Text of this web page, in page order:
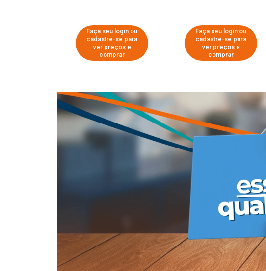
Faça seu login ou
cadastre-se para
ver preços e
comprar
Faça seu login ou
cadastre-se para
ver preços e
comprar